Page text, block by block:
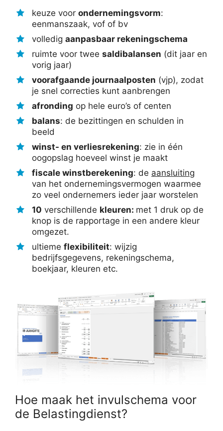
keuze voor ondernemingsvorm:
eenmanszaak, vof of bv
volledig aanpasbaar rekeningschema
ruimte voor twee saldibalansen (dit jaar en
vorig jaar)
voorafgaande journaalposten (vjp), zodat
je snel correcties kunt aanbrengen
afronding op hele euro’s of centen
balans: de bezittingen en schulden in
beeld
winst- en verliesrekening: zie in één
oogopslag hoeveel winst je maakt
fiscale winstberekening: de aansluiting
van het ondernemingsvermogen waarmee
zo veel ondernemers ieder jaar worstelen
10 verschillende kleuren: met 1 druk op de
knop is de rapportage in een andere kleur
omgezet.
ultieme flexibiliteit: wijzig
bedrijfsgegevens, rekeningschema,
boekjaar, kleuren etc.
Hoe maak het invulschema voor
de Belastingdienst?